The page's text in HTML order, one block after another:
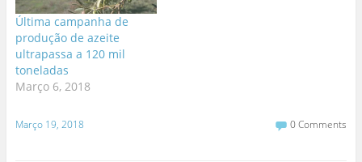
Última campanha de
produção de azeite
ultrapassa a 120 mil
toneladas
Março 6, 2018
Março 19, 2018 0 Comments